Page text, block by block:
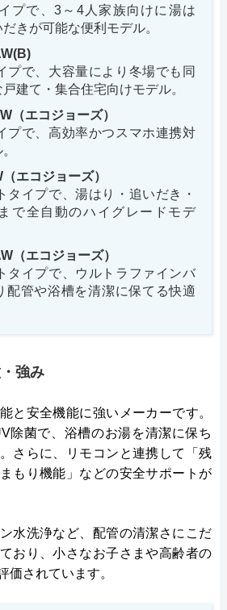
プで、3～4人家族向けに湯は
きが可能な便利モデル。
プで、大容量により冬場でも同
建て・集合住宅向けモデル。
（エコジョーズ）
プで、高効率かつスマホ連携対
エコジョーズ）
タイプで、湯はり・追いだき・
で全自動のハイグレードモデ
（エコジョーズ）
タイプで、ウルトラファインバ
配管や浴槽を清潔に保てる快適
強み
と安全機能に強いメーカーです。
除菌で、浴槽のお湯を清潔に保ち
さらに、リモコンと連携して「残
もり機能」などの安全サポートが
水洗浄など、配管の清潔さにこだ
おり、小さなお子さまや高齢者の
価されています。